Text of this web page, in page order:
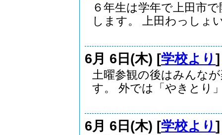
６年生は学年で上田市
します。 上田わっしょ
6月 6日(木) [学校より
土曜参観の後はみんな
す。 外では「やきとり
6月 6日(木) [学校より